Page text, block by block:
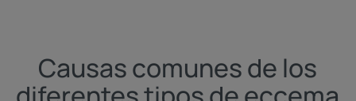
Causas comunes de los